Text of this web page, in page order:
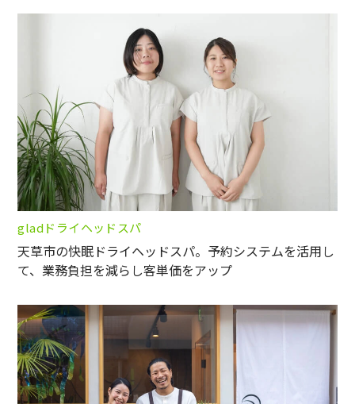
gladドライヘッドスパ
天草市の快眠ドライヘッドスパ。予約システムを活用し
て、業務負担を減らし客単価をアップ